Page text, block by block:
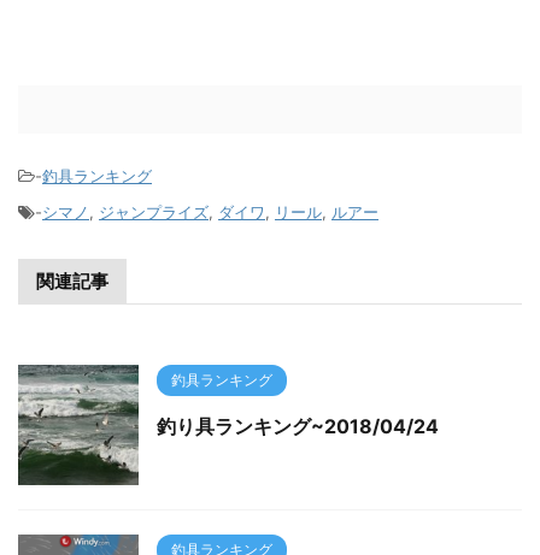
-釣具ランキング
-シマノ, ジャンプライズ, ダイワ, リール, ルアー
関連記事
釣具ランキング
釣り具ランキング~2018/04/24
釣具ランキング